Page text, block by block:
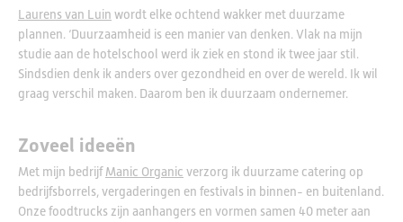
Laurens van Luin wordt elke ochtend wakker met duurzame
plannen. ‘Duurzaamheid is een manier van denken. Vlak na mijn
studie aan de hotelschool werd ik ziek en stond ik twee jaar stil.
Sindsdien denk ik anders over gezondheid en over de wereld. Ik wil
graag verschil maken. Daarom ben ik duurzaam ondernemer.
Zoveel ideeën
Met mijn bedrijfManic Organic verzorg ik duurzame catering op
bedrijfsborrels, vergaderingen en festivals in binnen- en buitenland.
Onze foodtrucks zijn aanhangers en vormen samen 40 meter aan